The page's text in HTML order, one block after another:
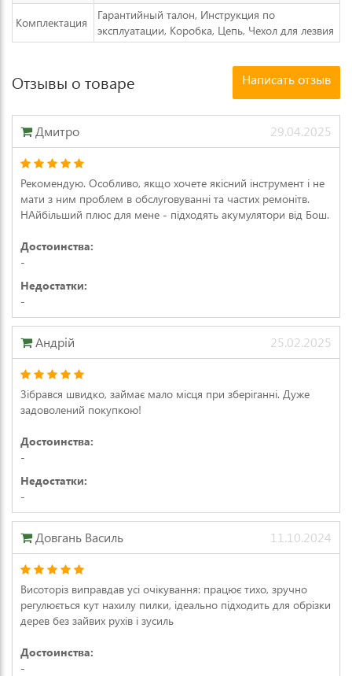
Комплектация
Гарантийный талон, Инструкция по
эксплуатации, Коробка, Цепь, Чехол для лезвия
Отзывы о товаре Написать отзыв
Дмитро 29.04.2025
Рекомендую. Особливо, якщо хочете якісний інструмент і не
мати з ним проблем в обслуговуванні та частих ремонітв.
НАйбільший плюс для мене - підходять акумулятори від Бош.
Достоинства:
-
Недостатки:
-
Андрій 25.02.2025
Зібрався швидко, займає мало місця при зберіганні. Дуже
задоволений покупкою!
Достоинства:
-
Недостатки:
-
Довгань Василь 11.10.2024
Висоторіз виправдав усі очікування: працює тихо, зручно
регулюється кут нахилу пилки, ідеально підходить для обрізки
дерев без зайвих рухів і зусиль
Достоинства:
-